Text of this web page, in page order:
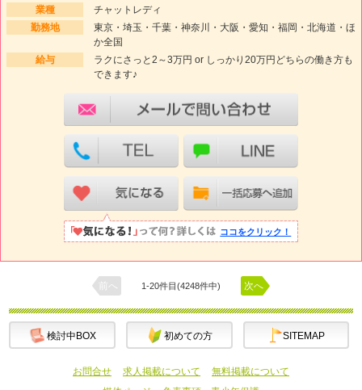
業種
チャットレディ
勤務地
東京・埼玉・千葉・神奈川・大阪・愛知・福岡・北海道・ほ
か全国
給与
ラクにさっと2～3万円 or しっかり20万円どちらの働き方も
できます♪
ココをクリック！
前へ 1-20件目(4248件中) 次へ
検討中BOX 初めての方 SITEMAP
お問合せ 求人掲載について
無料掲載について